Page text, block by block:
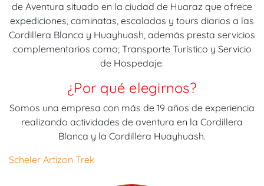
de Aventura situado en la ciudad de Huaraz que ofrece
expediciones, caminatas, escaladas y tours diarios a las
Cordillera Blanca y Huayhuash, además presta servicios
complementarios como; Transporte Turístico y Servicio
de Hospedaje.
¿Por qué elegirnos?
Somos una empresa con más de 19 años de experiencia
realizando actividades de aventura en la Cordillera
Blanca y la Cordillera Huayhuash.
Scheler Artizon Trek